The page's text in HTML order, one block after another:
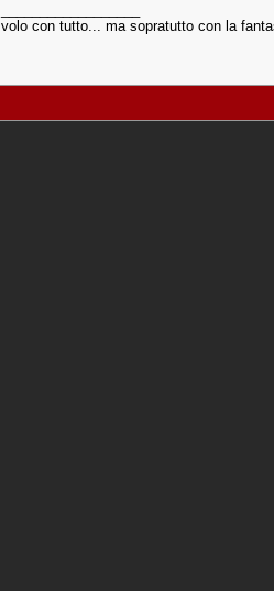
volo con tutto... ma sopratutto con la